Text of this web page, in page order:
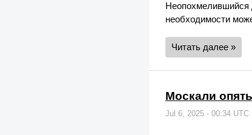
Неопохмелившийся
необходимости
Читать далее »
Москали
Jul 6, 2025 - 00:34 UTC